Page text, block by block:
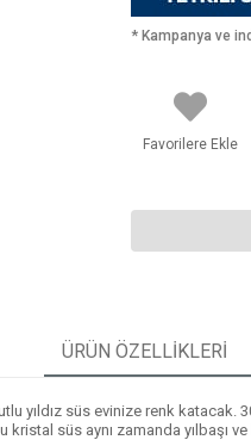
* Kampanya ve
Favorilere Ekle
ÜRÜN ÖZELLIKLERI
yıldız süs evinize renk
süs aynı zamanda yılbaşı